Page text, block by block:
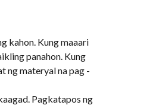
kahon. Kung maaari
panahon. Kung
ng materyal na pag -
Pagkatapos ng